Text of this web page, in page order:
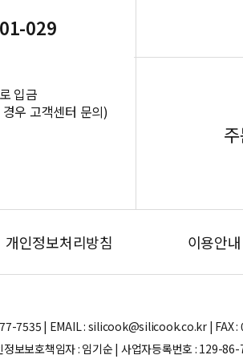
029
입금
우 고객센터 문의)
개인정보처리방침 이용안내
7535 | EMAIL : silicook@silicook.co.kr | FAX
보보호책임자 : 임기순 | 사업자등록번호 : 129-